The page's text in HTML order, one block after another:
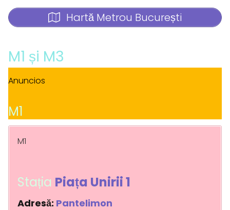
Hartă Metrou București
M1 și M3
Anuncios
M1
M1
Stația Piața Unirii 1
Adresă: Pantelimon